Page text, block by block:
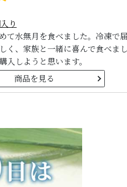
り
て水無月を食べました。冷凍で
く、家族と一緒に喜んで食べま
入しようと思います。
商品を見る